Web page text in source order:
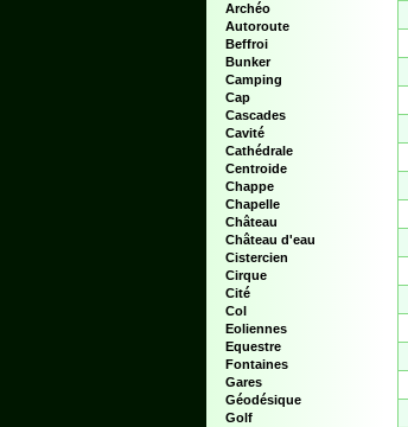
Archéo
Autoroute
Beffroi
Bunker
Camping
Cap
Cascades
Cavité
Cathédrale
Centroide
Chappe
Chapelle
Château
Château d'eau
Cistercien
Cirque
Cité
Col
Eoliennes
Equestre
Fontaines
Gares
Géodésique
Golf